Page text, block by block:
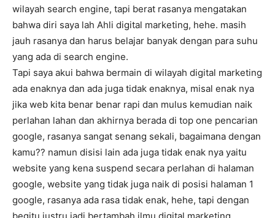
wilayah search engine, tapi berat rasanya mengatakan
bahwa diri saya lah Ahli digital marketing, hehe. masih
jauh rasanya dan harus belajar banyak dengan para suhu
yang ada di search engine.
Tapi saya akui bahwa bermain di wilayah digital marketing
ada enaknya dan ada juga tidak enaknya, misal enak nya
jika web kita benar benar rapi dan mulus kemudian naik
perlahan lahan dan akhirnya berada di top one pencarian
google, rasanya sangat senang sekali, bagaimana dengan
kamu?? namun disisi lain ada juga tidak enak nya yaitu
website yang kena suspend secara perlahan di halaman
google, website yang tidak juga naik di posisi halaman 1
google, rasanya ada rasa tidak enak, hehe, tapi dengan